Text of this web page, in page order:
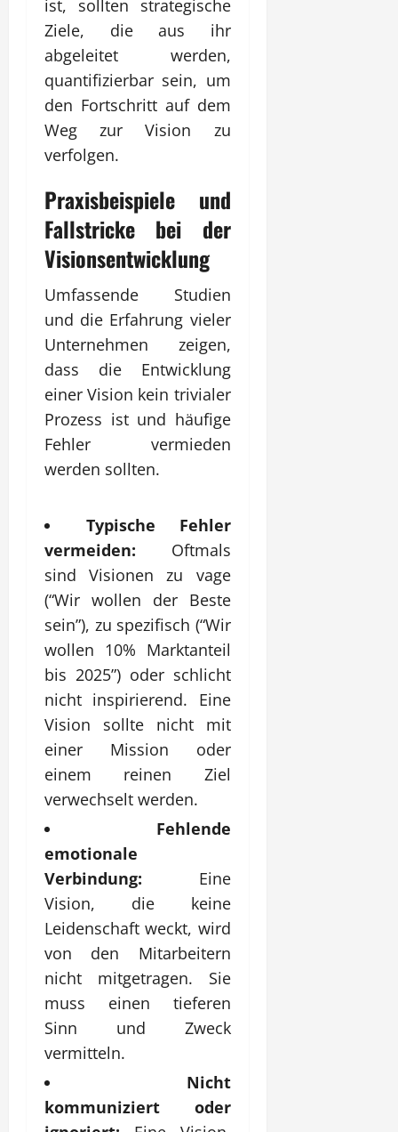
ist, sollten strategische
Ziele, die aus ihr
abgeleitet werden,
quantifizierbar sein, um
den Fortschritt auf dem
Weg zur Vision zu
verfolgen.
Praxisbeispiele und
Fallstricke bei der
Visionsentwicklung
Umfassende Studien
und die Erfahrung vieler
Unternehmen zeigen,
dass die Entwicklung
einer Vision kein trivialer
Prozess ist und häufige
Fehler vermieden
werden sollten.
Typische Fehler
vermeiden: Oftmals
sind Visionen zu vage
(“Wir wollen der Beste
sein”), zu spezifisch (“Wir
wollen 10% Marktanteil
bis 2025”) oder schlicht
nicht inspirierend. Eine
Vision sollte nicht mit
einer Mission oder
einem reinen Ziel
verwechselt werden.
Fehlende
emotionale
Verbindung: Eine
Vision, die keine
Leidenschaft weckt, wird
von den Mitarbeitern
nicht mitgetragen. Sie
muss einen tieferen
Sinn und Zweck
vermitteln.
Nicht
kommuniziert oder